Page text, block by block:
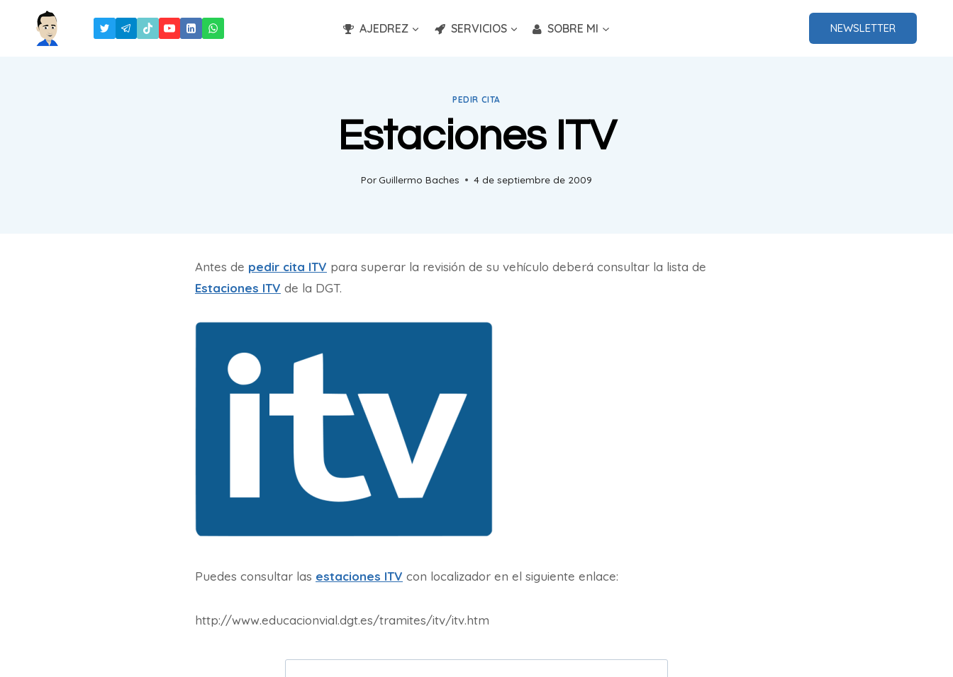
AJEDREZ SERVICIOS SOBRE MI NEWSLETTER
PEDIR CITA
Estaciones ITV
PorGuillermo Baches 4 de septiembre de 2009
Antes de pedir cita ITV para superar la revisión de su vehículo deberá consultar la lista de
Estaciones ITV de la DGT.
Puedes consultar las estaciones ITV con localizador en el siguiente enlace:
http://www.educacionvial.dgt.es/tramites/itv/itv.htm